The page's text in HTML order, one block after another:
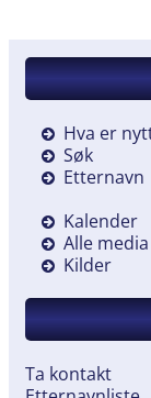
Hva er
Søk
Etternavn
Kalender
Alle media
Kilder
Ta kontakt